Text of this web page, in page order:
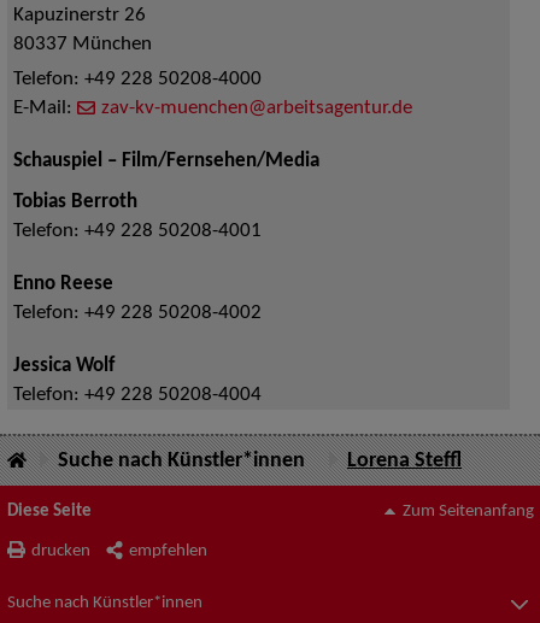
Kapuzinerstr 26
80337 München
Telefon: +49 228 50208-4000
E-Mail:
zav-kv-muenchen@arbeitsagentur.de
Schauspiel – Film/Fernsehen/Media
Tobias Berroth
Telefon: +49 228 50208-4001
Enno Reese
Telefon: +49 228 50208-4002
Jessica Wolf
Telefon: +49 228 50208-4004
Suche nach Künstler*innen Lorena Steffl
Diese Seite
drucken empfehlen
Zum Seitenanfang
Suche nach Künstler*innen